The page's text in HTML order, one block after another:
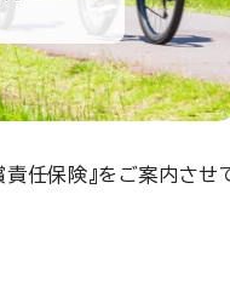
任保険』をご案内させ